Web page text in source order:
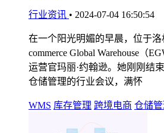
行业资讯 • 2024-07-04 16:50:54
在一个阳光明媚的早晨，位于
commerce Global Warehouse（
运营官玛丽·约翰逊。她刚刚结
仓储管理的行业会议，满怀
WMS 库存管理 跨境电商 仓储